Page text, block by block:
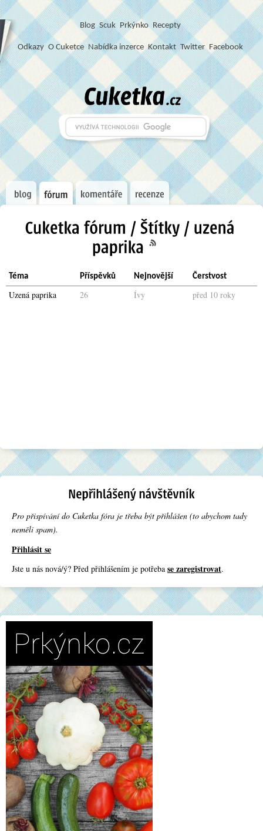
Blog Scuk Prkýnko Recepty
Odkazy O Cuketce Nabídka inzerce Kontakt Twitter Facebook
Téma Příspěvků Nejnovější Čerstvost
Uzená paprika 26 Ívy před 10 roky
Pro přispívání do Cuketka fóra je třeba být přihlášen (to abychom tady
neměli spam).
Přihlásit se
Jste u nás nová/ý? Před přihlášením je potřeba se zaregistrovat.